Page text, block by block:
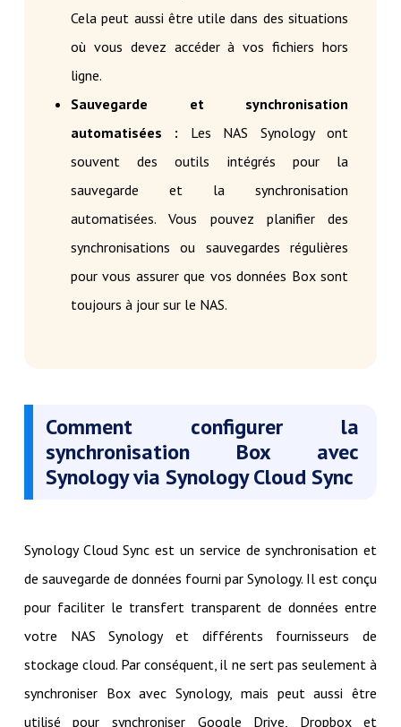
Cela peut aussi être utile dans des situations
où vous devez accéder à vos fichiers hors
ligne.
Sauvegarde et synchronisation
automatisées : Les NAS Synology ont
souvent des outils intégrés pour la
sauvegarde et la synchronisation
automatisées. Vous pouvez planifier des
synchronisations ou sauvegardes régulières
pour vous assurer que vos données Box sont
toujours à jour sur le NAS.
Comment configurer la
synchronisation Box avec
Synology via Synology Cloud Sync
Synology Cloud Sync est un service de synchronisation et
de sauvegarde de données fourni par Synology. Il est conçu
pour faciliter le transfert transparent de données entre
votre NAS Synology et différents fournisseurs de
stockage cloud. Par conséquent, il ne sert pas seulement à
synchroniser Box avec Synology, mais peut aussi être
utilisé pour synchroniser Google Drive, Dropbox et